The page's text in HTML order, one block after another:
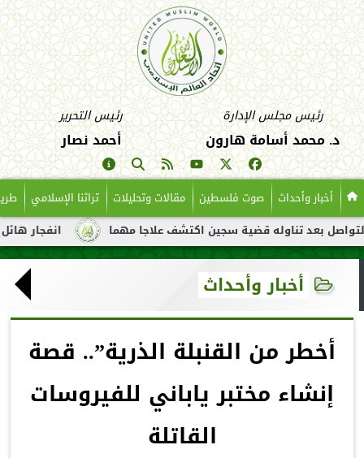
رئيس مجلس الإدارة
د. محمد أسامة هارون
رئيس التحرير
أحمد نصار
أخبار وأحداث صوت فلسطين مقالات وتحليلات تراثنا الإسلامي
انفجار هائل لناقلة تناوله قضية سجين اكتشف علاجا مهما
أخبار وأحداث
أخطر من القنبلة الذرية”.. قصة
إنشاء مختبر ياباني للفيروسات
القاتلة